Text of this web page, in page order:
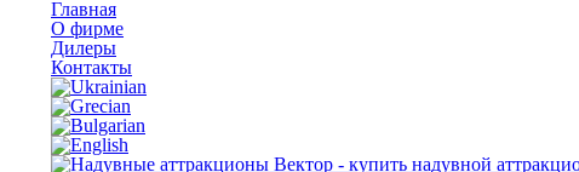
Главная
О фирме
Дилеры
Контакты